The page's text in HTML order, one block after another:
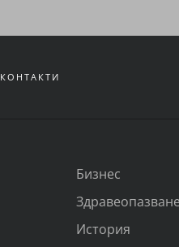
КОНТАКТИ
Бизнес
Здравеопазване
История